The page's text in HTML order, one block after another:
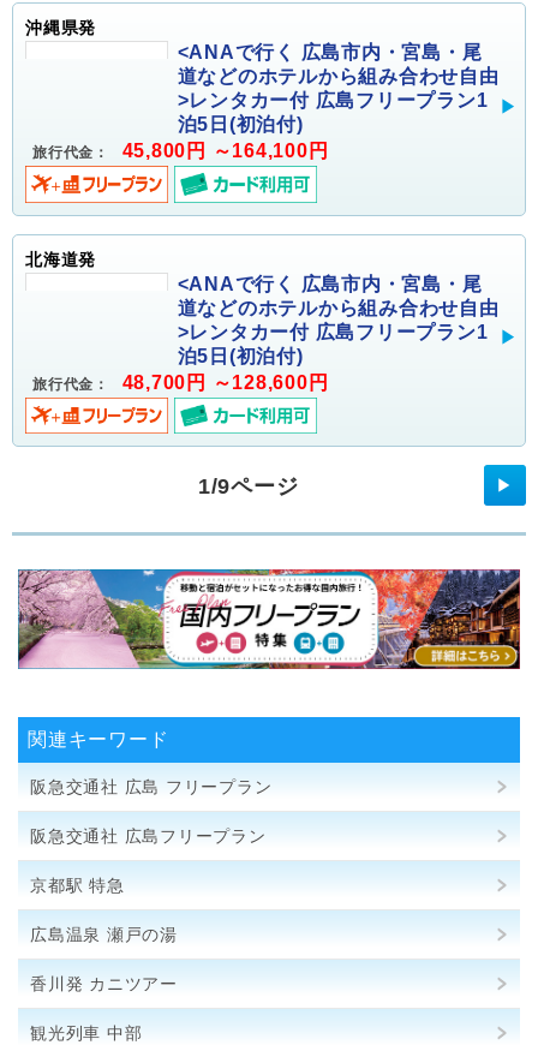
沖縄県発
<ANAで行く 広島市内・宮島・尾
道などのホテルから組み合わせ自由
>レンタカー付 広島フリープラン1
泊5日(初泊付)
旅行代金： 45,800円 ～164,100円
北海道発
<ANAで行く 広島市内・宮島・尾
道などのホテルから組み合わせ自由
>レンタカー付 広島フリープラン1
泊5日(初泊付)
旅行代金： 48,700円 ～128,600円
1/9ページ ▶
関連キーワード
阪急交通社 広島 フリープラン
阪急交通社 広島フリープラン
京都駅 特急
広島温泉 瀬戸の湯
香川発 カニツアー
観光列車 中部